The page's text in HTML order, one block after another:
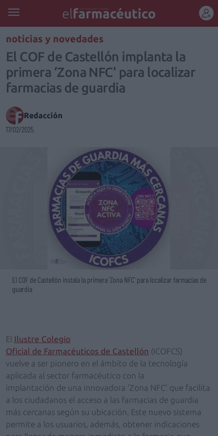
REGÍSTRATE
noticias y novedades
El COF de Castellón implanta la
primera ‘Zona NFC' para localizar
farmacias de guardia
Redacción
17/02/2025
El COF de Castellón instala la primera ‘Zona NFC' para localizar farmacias de
guardia
El Ilustre Colegio
Oficial de Farmacéuticos de Castellón (ICOFCS)
vuelve a ser pionero en el ámbito de la tecnología
aplicada al sector farmacéutico con la
implantación de una innovadora ‘Zona NFC’ que facilita
a los ciudadanos el acceso a las farmacias de guardia
más cercanas según su ubicación. Este nuevo sistema
permite a los usuarios, además, obtener indicaciones